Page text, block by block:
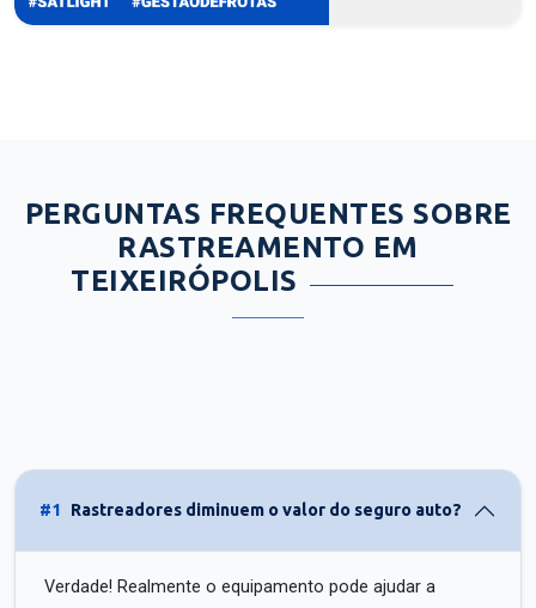
PERGUNTAS FREQUENTES SOBRE
RASTREAMENTO EM
TEIXEIRÓPOLIS
#1 Rastreadores diminuem o valor do seguro auto?
Verdade! Realmente o equipamento pode ajudar a